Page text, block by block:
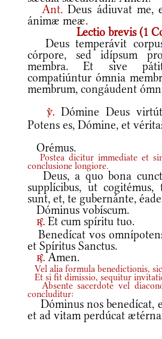
Ant.Deus ádiuvat me,
ánimæ meæ.
Lectio brevis (1
Deus temperávit
córpore, sed idípsum
membra. Et sive
compatiúntur ómnia
membrum, congáudent
v. Dómine Deus
Potens es, Dómine, et
Orémus.
Postea dicitur immediate et
conclusione longiore.
Deus, a quo bona
supplícibus, ut
sunt, et, te gubernánte,
Dóminus vobíscum.
r. Et cum spíritu tuo.
Benedícat vos
et Spíritus Sanctus.
r.Amen.
Vel alia formula benedictionis,
Et si fit dimissio, sequitur
Absente sacerdote vel
concluditur:
Dóminus nos benedícat,
et ad vitam perdúcat